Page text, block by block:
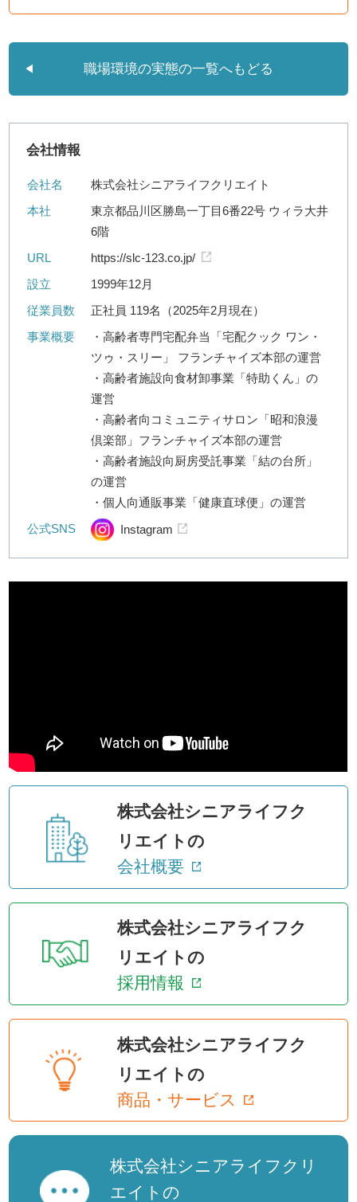
職場環境の実態の一覧へもどる
会社情報
会社名
株式会社シニアライフクリエイト
本社
東京都品川区勝島一丁目6番22号 ウィラ大井
6階
URL
https://slc-123.co.jp/
設立
1999年12月
従業員数
正社員 119名（2025年2月現在）
事業概要
・高齢者専門宅配弁当「宅配クック ワン・
ツゥ・スリー」 フランチャイズ本部の運営
・高齢者施設向食材卸事業「特助くん」の
運営
・高齢者向コミュニティサロン「昭和浪漫
倶楽部」フランチャイズ本部の運営
・高齢者施設向厨房受託事業「結の台所」
の運営
・個人向通販事業「健康直球便」の運営
公式SNS
Instagram
株式会社シニアライフク
リエイトの
会社概要
株式会社シニアライフク
リエイトの
採用情報
株式会社シニアライフク
リエイトの
商品・サービス
株式会社シニアライフクリ
エイトの